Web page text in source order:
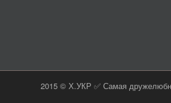
2015 © Х.УКР ✅ Самая